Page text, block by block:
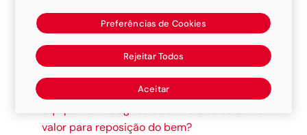
MAPFRE AutoMais Táxi
AutoMais Frota
AutoMais Táxi
Em caso de perda total de máquinas e
valor para reposição do bem?
Preferências de Cookies
Rejeitar Todos
Aceitar